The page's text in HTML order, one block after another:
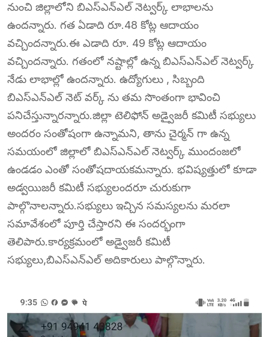
నుంచి జిల్లాలోని బిఎస్ఎన్ఎల్ నెట్వర్క్ లాభాలను
ఉందన్నారు. గత ఏడాది రూ.48 కోట్ల ఆదాయం
వచ్చిందన్నారు.ఈ ఎడాది రూ. 49 కోట్ల ఆదాయం
వచ్చిందన్నారు. గతంలో నష్టాల్లో ఉన్న బిఎస్ఎన్ఎల్ నెట్వర్క్
నేడు లాభాల్లో ఉందన్నారు. ఉద్యోగులు , సిబ్బంది
బిఎస్ఎన్ఎల్ నెట్ వర్క్ ను తమ సొంతంగా భావించి
పనిచేస్తున్నారన్నారు.జిల్లా టెలిఫోన్ అడ్వైజరీ కమిటీ సభ్యులు
అందరం సంతోషంగా ఉన్నామని, తాను చైర్మన్ గా ఉన్న
సమయంలో జిల్లాలో బిఎస్ఎన్ఎల్ నెట్వర్క్ ముందంజలో
ఉండడం ఎంతో సంతోషదాయకమన్నారు. భవిష్యత్తులో కూడా
అడ్వయిజరీ కమిటీ సభ్యులందరూ చురుకుగా
పాల్గొనాలన్నారు.సభ్యులు ఇచ్చిన సమస్యలను మరలా
సమావేశంలో పూర్తి చేస్తారని ఈ సందర్భంగా
తెలిపారు.కార్యక్రమంలో అడ్వైజరీ కమిటీ
సభ్యులు,బిఎస్ఎన్ఎల్ అదికారులు పాల్గొన్నారు.